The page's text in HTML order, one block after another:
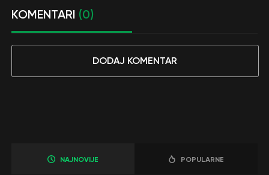
KOMENTARI (0)
DODAJ KOMENTAR
NAJNOVIJE POPULARNE